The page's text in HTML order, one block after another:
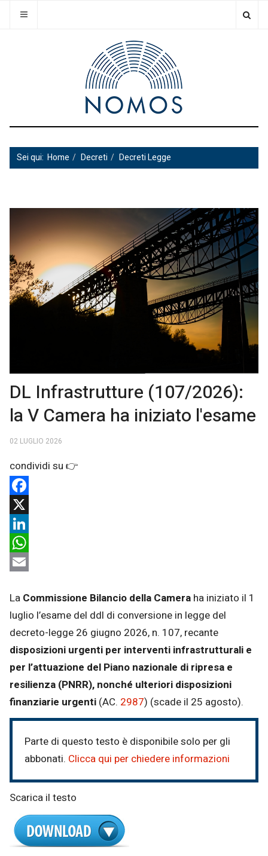
Sei qui: Home Decreti Decreti Legge
DL Infrastrutture (107/2026):
la V Camera ha iniziato l'esame
02 LUGLIO 2026
Facebook
X
LinkedIn
WhatsApp
La Commissione Bilancio della Camera ha iniziato il 1
luglio l’esame del ddl di conversione in legge del
decreto-legge 26 giugno 2026, n. 107, recante
disposizioni urgenti per interventi infrastrutturali e
per l’attuazione del Piano nazionale di ripresa e
resilienza (PNRR), nonché ulteriori disposizioni
finanziarie urgenti (AC. 2987) (scade il 25 agosto).
Parte di questo testo è disponibile solo per gli
abbonati. Clicca qui per chiedere informazioni
Scarica il testo